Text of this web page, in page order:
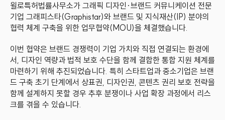
윌로특허법률사무소가 그래픽 디자인·브랜드 커뮤니케이션 전문
기업 그래피스타(Graphistar)와 브랜드 및 지식재산(IP) 분야의
협력 체계 구축을 위한 업무협약(MOU)을 체결했습니다.
이번 협약은 브랜드 경쟁력이 기업 가치와 직접 연결되는 환경에
서, 디자인 역량과 법적 보호 수단을 함께 결합한 통합 지원 체계를
마련하기 위해 추진되었습니다. 특히 스타트업과 중소기업은 브랜
드 구축 초기 단계에서 상표권, 디자인권, 콘텐츠 권리 보호 전략을
함께 설계하지 못할 경우 추후 분쟁이나 사업 확장 과정에서 리스
크를 겪을 수 있습니다.